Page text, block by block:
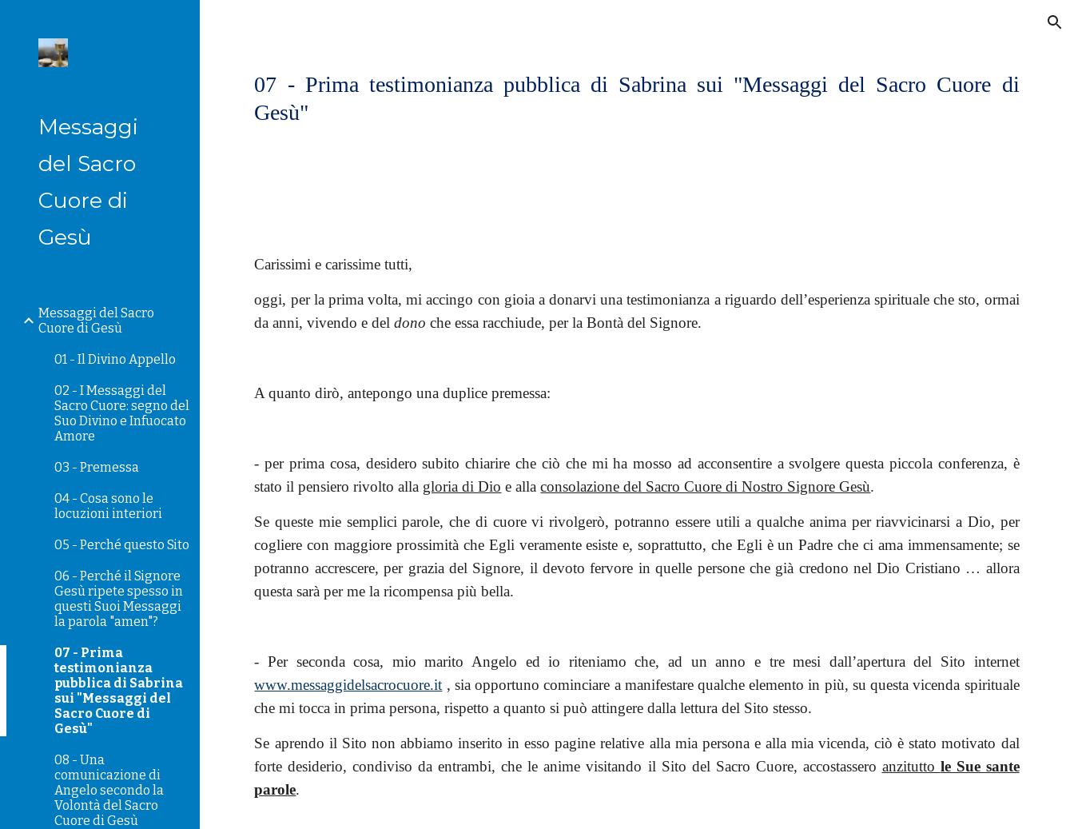
Messaggi
del Sacro
Cuore di
Gesù
Messaggi del Sacro
Cuore di Gesù
01 - Il Divino Appello
02 - I Messaggi del
Sacro Cuore: segno del
Suo Divino e Infuocato
Amore
03 - Premessa
04 - Cosa sono le
locuzioni interiori
05 - Perché questo Sito
06 - Perché il Signore
Gesù ripete spesso in
questi Suoi Messaggi
la parola "amen"?
07 - Prima
testimonianza
pubblica di Sabrina
sui "Messaggi del
Sacro Cuore di
Gesù"
08 - Una
comunicazione di
Angelo secondo la
Volontà del Sacro
Cuore di Gesù
07 - Prima testimonianza pubblica di Sabrina sui "Messaggi del Sacro Cuore di
Gesù"
Carissimi e carissime tutti,
oggi, per la prima volta, mi accingo con gioia a donarvi una testimonianza a riguardo dell’esperienza spirituale che sto, ormai
da anni, vivendo e deldono che essa racchiude, per la Bontà del Signore.
A quanto dirò, antepongo una duplice premessa:
- per prima cosa, desidero subito chiarire che ciò che mi ha mosso ad acconsentire a svolgere questa piccola conferenza, è
stato il pensiero rivolto alla gloria di Dio e allaconsolazione del Sacro Cuore di Nostro Signore Gesù.
Se queste mie semplici parole, che di cuore vi rivolgerò, potranno essere utili a qualche anima per riavvicinarsi a Dio, per
cogliere con maggiore prossimità che Egli veramente esiste e, soprattutto, che Egli è un Padre che ci ama immensamente; se
potranno accrescere, per grazia del Signore, il devoto fervore in quelle persone che già credono nel Dio Cristiano … allora
questa sarà per me la ricompensa più bella.
- Per seconda cosa, mio marito Angelo ed io riteniamo che, ad un anno e tre mesi dall’apertura del Sito internet
www.messaggidelsacrocuore.it , sia opportuno cominciare a manifestare qualche elemento in più, su questa vicenda spirituale
che mi tocca in prima persona, rispetto a quanto si può attingere dalla lettura del Sito stesso.
Se aprendo il Sito non abbiamo inserito in esso pagine relative alla mia persona e alla mia vicenda, ciò è stato motivato dal
forte desiderio, condiviso da entrambi, che le anime visitando il Sito del Sacro Cuore, accostassero anzitutto le Sue sante
parole.